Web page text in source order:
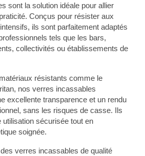
sont la solution idéale pour allier
Conçus pour résister aux
ils sont parfaitement adaptés
tels que les bars,
collectivités ou établissements de
matériaux résistants comme le
nos verres incassables
excellente transparence et un rendu
sans les risques de casse. Ils
sécurisée tout en
soignée.
des verres incassables de qualité